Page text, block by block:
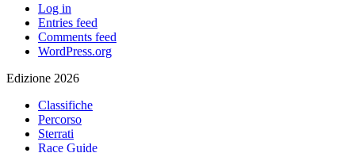
Log in
Entries feed
Comments feed
WordPress.org
Edizione 2026
Classifiche
Percorso
Sterrati
Race Guide